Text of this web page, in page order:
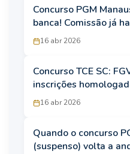
Concurso PGM
banca! Comissão já
16 abr 2026
Concurso TCE SC:
inscrições
agosto
16 abr 2026
Quando o concurso
(suspenso) volta a